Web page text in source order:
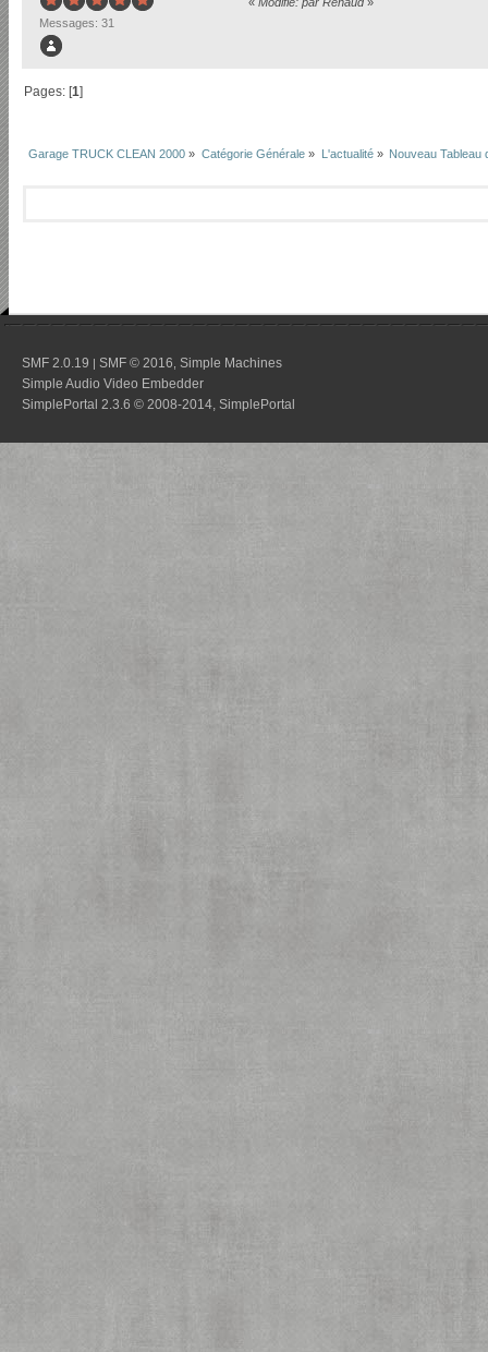
Messages: 31
« Modifié: par Renaud»
Pages: [1]
Garage TRUCK CLEAN 2000 » Catégorie Générale » L'actualité» Nouveau Tableau
SMF 2.0.19 | SMF © 2016 Simple Machines
Simple Audio Video Embedder
SimplePortal 2.3.6 © 2008-2014, SimplePortal